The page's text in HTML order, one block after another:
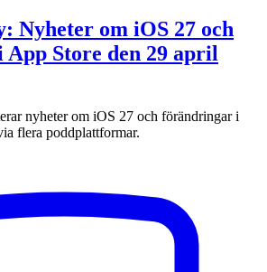
Nyheter om iOS 27 och
Store den 29 april
nyheter om iOS 27 och förändringar i
flera poddplattformar.